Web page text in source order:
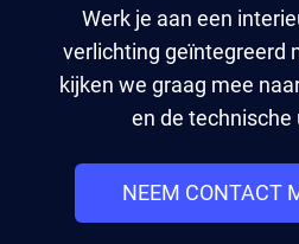
Werk je aan een
verlichting geïntegreerd
kijken we graag mee
en de technische
NEEM CONTACT